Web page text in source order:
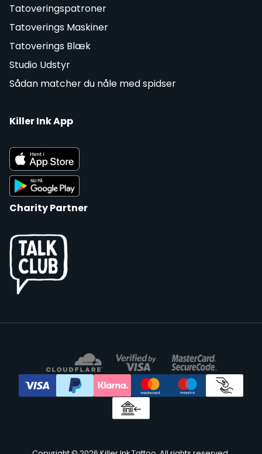
Tatoveringspatroner
Tatoverings Maskiner
Tatoverings Blæk
Studio Udstyr
Sådan matcher du nåle med spidser
Killer Ink App
Charity Partner